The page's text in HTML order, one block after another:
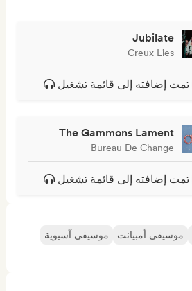
Jubilate
Creux Lies
تمت إضافته إلى قائمة تشغيل
The Gammons Lament
Bureau De Change
تمت إضافته إلى قائمة تشغيل
موسيقى أمبيانت
موسيقى آسيوية